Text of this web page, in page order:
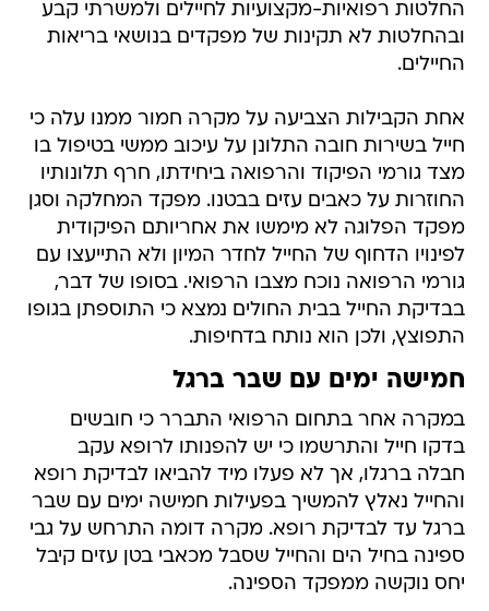
החלטות רפואיות-מקצועיות לחיילים ולמשרתי קבע
ובהחלטות לא תקינות של מפקדים בנושאי בריאות
החיילים.
אחת הקבילות הצביעה על מקרה חמור ממנו עלה כי
חייל בשירות חובה התלונן על עיכוב ממשי בטיפול בו
מצד גורמי הפיקוד והרפואה ביחידתו, חרף תלונותיו
החוזרות על כאבים עזים בבטנו. מפקד המחלקה וסגן
מפקד הפלוגה לא מימשו את אחריותם הפיקודית
לפינויו הדחוף של החייל לחדר המיון ולא התייעצו עם
גורמי הרפואה נוכח מצבו הרפואי. בסופו של דבר,
בבדיקת החייל בבית החולים נמצא כי התוספתן בגופו
התפוצץ, ולכן הוא נותח בדחיפות.
חמישה ימים עם שבר ברגל
במקרה אחר בתחום הרפואי התברר כי חובשים
בדקו חייל והתרשמו כי יש להפנותו לרופא עקב
חבלה ברגלו, אך לא פעלו מיד להביאו לבדיקת רופא
והחייל נאלץ להמשיך בפעילות חמישה ימים עם שבר
ברגל עד לבדיקת רופא. מקרה דומה התרחש על גבי
ספינה בחיל הים והחייל שסבל מכאבי בטן עזים קיבל
יחס נוקשה ממפקד הספינה.